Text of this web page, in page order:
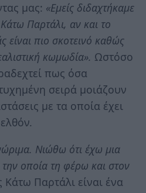
μας: «Εμείς διδαχτήκαμε
Παρτάλι, αν και το
είναι πιο σκοτεινό καθώς
κωμωδία». Ωστόσο
πως όσα
σειρά μοιάζουν
με τα οποία έχει
Νιώθω ότι έχω μια
οποία τη φέρω και στον
Κάτω Παρτάλι είναι ένα